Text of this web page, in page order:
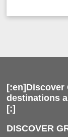
[:en]Discover
destinations
[:]
DISCOVER